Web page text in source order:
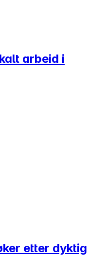
arbeid i
etter dyktig